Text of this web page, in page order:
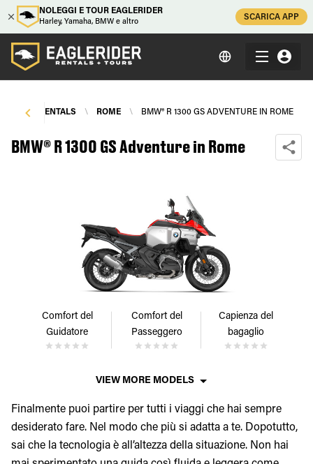
NOLEGGI E TOUR EAGLERIDER
Harley, Yamaha, BMW e altro
SCARICA APP
RENTALS \ ROME \ BMW® R 1300 GS ADVENTURE IN ROME
BMW® R 1300 GS Adventure in Rome
Comfort del
Guidatore
Comfort del
Passeggero
Capienza del
bagaglio
VIEW MORE MODELS
Finalmente puoi partire per tutti i viaggi che hai sempre
desiderato fare. Nel modo che più si adatta a te. Dopotutto,
sai che la tecnologia è all’altezza della situazione. Non hai